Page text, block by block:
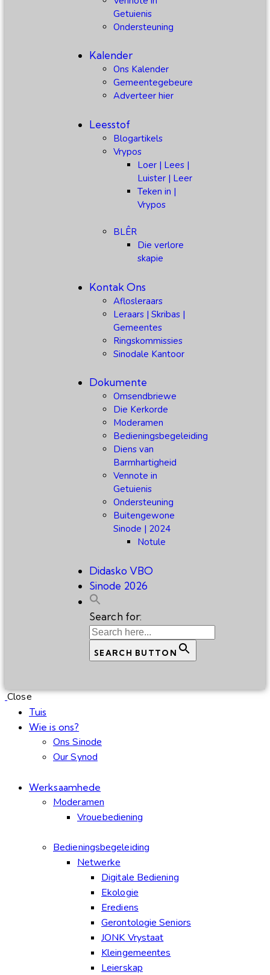
Getuienis
Ondersteuning
Kalender
Ons Kalender
Gemeentegebeure
Adverteer hier
Leesstof
Blogartikels
Vrypos
Loer | Lees |
Luister | Leer
Teken in |
Vrypos
BLÊR
Die verlore
skapie
Kontak Ons
Aflosleraars
Leraars | Skribas |
Gemeentes
Ringskommissies
Sinodale Kantoor
Dokumente
Omsendbriewe
Die Kerkorde
Moderamen
Bedieningsbegeleiding
Diens van
Barmhartigheid
Vennote in
Getuienis
Ondersteuning
Buitengewone
Sinode | 2024
Notule
Didasko VBO
Sinode 2026
Search for:
SEARCH BUTTON
Close
Tuis
Wie is ons?
Ons Sinode
Our Synod
Werksaamhede
Moderamen
Vrouebediening
Bedieningsbegeleiding
Netwerke
Digitale Bediening
Ekologie
Erediens
Gerontologie Seniors
JONK Vrystaat
Kleingemeentes
Leierskap